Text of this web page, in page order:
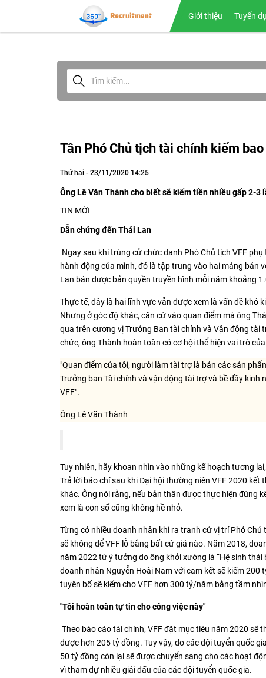
Giới thiệu Tuyển
Tân Phó Chủ tịch tài chính kiếm
Thứ hai - 23/11/2020 14:25
Ông Lê Văn Thành cho biết sẽ kiếm tiền nhiều gấp 2-
TIN MỚI
Dẫn chứng đến Thái Lan
Ngay sau khi trúng cử chức danh Phó Chủ tịch VFF
hành động của mình, đó là tập trung vào hai mảng bán
Lan bán được bản quyền truyền hình mỗi năm khoảng
Thực tế, đây là hai lĩnh vực vẫn được xem là vấn đề khó
Nhưng ở góc độ khác, căn cứ vào quan điểm mà ông
qua trên cương vị Trưởng Ban tài chính và Vận động tài
chức, ông Thành hoàn toàn có cơ hội thể hiện vai trò
"Quan điểm của tôi, người làm tài trợ là bán các sản
Trưởng ban Tài chính và vận động tài trợ và bề dầy
VFF".
Ông Lê Văn Thành
Tuy nhiên, hãy khoan nhìn vào những kế hoạch tương
Trả lời báo chí sau khi Đại hội thường niên VFF 2020
khác. Ông nói rằng, nếu bản thân được thực hiện đúng
xem là con số cũng không hề nhỏ.
Từng có nhiều doanh nhân khi ra tranh cử vị trí Phó
sẽ không để VFF lỗ bằng bất cứ giá nào. Năm 2018,
năm 2022 từ ý tưởng do ông khởi xướng là “Hệ sinh
doanh nhân Nguyễn Hoài Nam với cam kết sẽ kiếm
tuyên bố sẽ kiếm cho VFF hơn 300 tỷ/năm bằng tầm
"Tôi hoàn toàn tự tin cho công việc này"
Theo báo cáo tài chính, VFF đặt mục tiêu năm 2020 sẽ
được hơn 205 tỷ đồng. Tuy vậy, do các đội tuyển quốc
50 tỷ đồng còn lại sẽ được chuyển sang cho các hoạt
vì tham dự nhiều giải đấu của các đội tuyển quốc gia.